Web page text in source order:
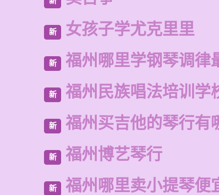
新 女孩子学尤克里里
新 福州哪里学钢琴调律
新 福州民族唱法培训学
新 福州买吉他的琴行有
新 福州博艺琴行
新 福州哪里卖小提琴便